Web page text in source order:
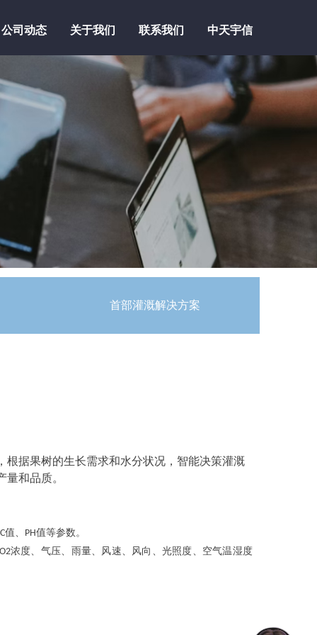
公司动态
公司动态
关于我们 联系我们
联系我们
中天宇信
中天宇信
据果树的生长需求和水分状况，智能决策灌溉
和品质。
、PH值等参数。
浓度、气压、雨量、风速、风向、光照度、空气温湿度
首部灌溉解决方案